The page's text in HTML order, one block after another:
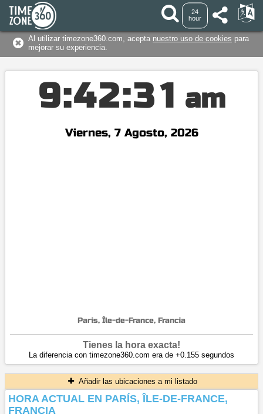
24
hour
Al utilizar timezone360.com, acepta nuestro uso de cookies para
mejorar su experiencia.
9:42:31 am
Viernes, 7 Agosto, 2026
Paris, Île-de-France, Francia
Tienes la hora exacta!
La diferencia con timezone360.com era de +0.155 segundos
Añadir las ubicaciones a mi listado
HORA ACTUAL EN PARÍS, ÎLE-DE-FRANCE,
FRANCIA